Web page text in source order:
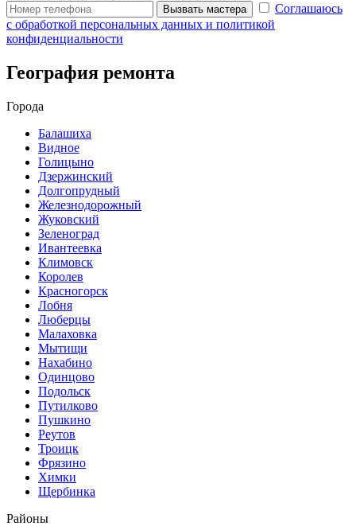
Вызвать мастера
Соглашаюсь
с обработкой персональных данных и политикой
конфиденциальности
География ремонта
Города
Балашиха
Видное
Голицыно
Дзержинский
Долгопрудный
Железнодорожный
Жуковский
Зеленоград
Ивантеевка
Климовск
Королев
Красногорск
Лобня
Люберцы
Малаховка
Мытищи
Нахабино
Одинцово
Подольск
Путилково
Пушкино
Реутов
Троицк
Фрязино
Химки
Щербинка
Районы